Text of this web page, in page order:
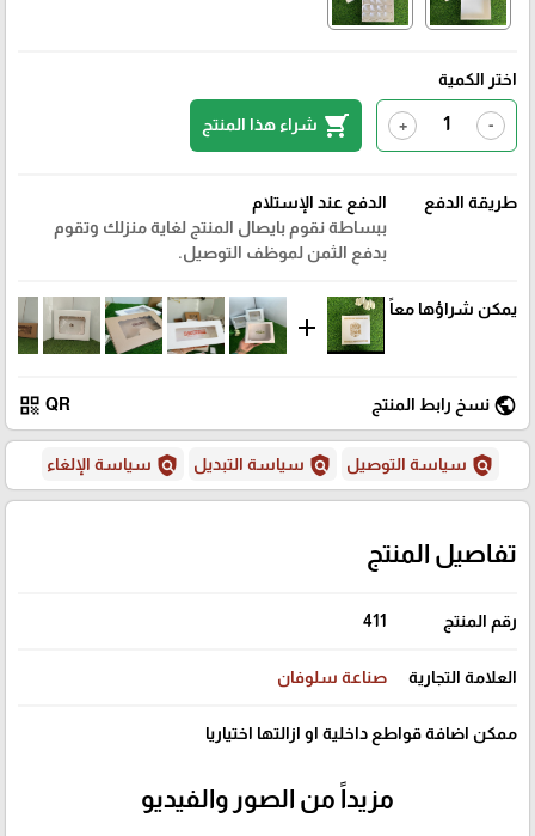
اختر الكمية
-
+
shopping_cart شراء هذا المنتج
طريقة الدفع
الدفع عند الإستلام
ببساطة نقوم بايصال المنتج لغاية منزلك وتقوم
بدفع الثمن لموظف التوصيل.
يمكن شراؤها معاً
add
public نسخ رابط المنتج QR
qr_code
policy سياسة التوصيل policy سياسة التبديل policy سياسة الإلغاء
تفاصيل المنتج
رقم المنتج 411
العلامة التجارية صناعة سلوفان
ممكن اضافة قواطع داخلية او ازالتها اختياريا
مزيداً من الصور والفيديو